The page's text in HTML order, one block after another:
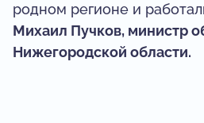
родном регионе и
Михаил Пучков, министр
Нижегородской области.